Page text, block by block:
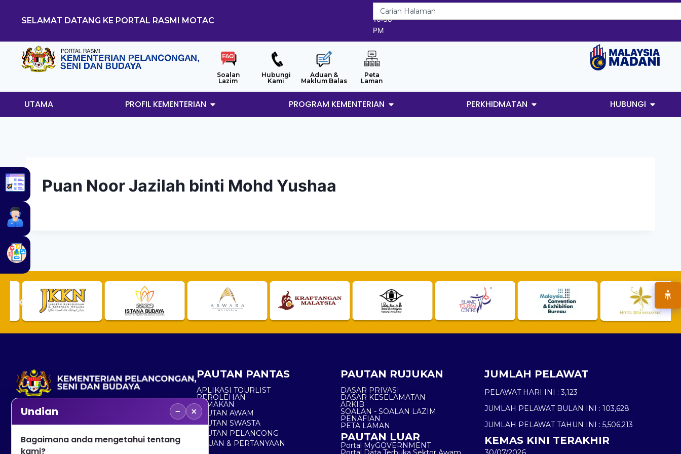
SELAMAT DATANG KE PORTAL RASMI MOTAC
6/8/2026
10:38
PM
Soalan
Lazim
Hubungi
Kami
Aduan &
Maklum Balas
Peta
Laman
UTAMA PROFIL KEMENTERIAN PROGRAM KEMENTERIAN PERKHIDMATAN HUBUNGI
Puan Noor Jazilah binti Mohd Yushaa
No. 2, Menara 1, Jalan P5/6, Presint 5,
+603 8000 8000
PAUTAN PANTAS
APLIKASI TOURLIST
PEROLEHAN
SEMAKAN
PAUTAN AWAM
PAUTAN SWASTA
PAUTAN PELANCONG
ADUAN & PERTANYAAN
PAUTAN RUJUKAN
DASAR PRIVASI
DASAR KESELAMATAN
ARKIB
SOALAN - SOALAN LAZIM
PENAFIAN
PETA LAMAN
PAUTAN LUAR
Portal MyGOVERNMENT
JUMLAH PELAWAT
PELAWAT HARI INI : 3,123
JUMLAH PELAWAT BULAN INI : 103,628
JUMLAH PELAWAT TAHUN INI : 5,506,213
KEMAS KINI TERAKHIR
Undian − ×
Bagaimana anda mengetahui tentang
kami?